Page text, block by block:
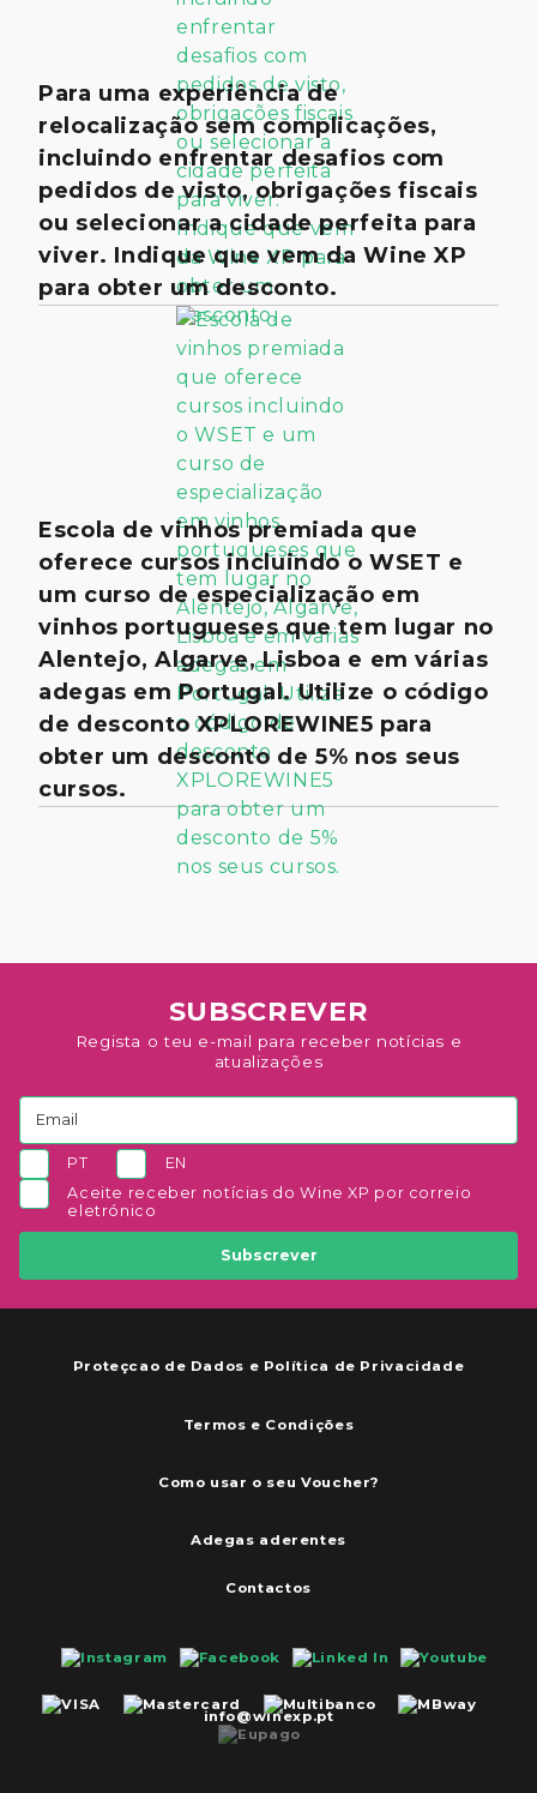
Para uma experiência de
relocalização sem complicações,
incluindo enfrentar desafios com
pedidos de visto, obrigações fiscais
ou selecionar a cidade perfeita para
viver. Indique que vem da Wine XP
para obter um desconto.
Escola de vinhos premiada que
oferece cursos incluindo o WSET e
um curso de especialização em
vinhos portugueses que tem lugar no
Alentejo, Algarve, Lisboa e em várias
adegas em Portugal. Utilize o código
de desconto XPLOREWINE5 para
obter um desconto de 5% nos seus
cursos.
SUBSCREVER
Regista o teu e-mail para receber notícias e
atualizações
PT
EN
Aceite receber notícias do Wine XP por correio
eletrónico
Subscrever
Proteçcao de Dados e Política de Privacidade
Termos e Condições
Como usar o seu Voucher?
Adegas aderentes
Contactos
info@winexp.pt